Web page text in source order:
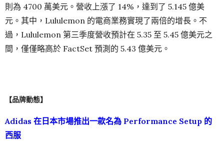
則為 4700 萬美元。營收上漲了 14%，達到了 5.145 億美
元。其中，Lululemon 的電商業務實現了兩倍的增長。不
過，Lululemon 第三季度營收預計在 5.35 至 5.45 億美元之
間，僅僅略高於 FactSet 預測的 5.43 億美元。
【品牌動態】
Adidas 在日本市場推出一款名為 Performance Setup 的
西服